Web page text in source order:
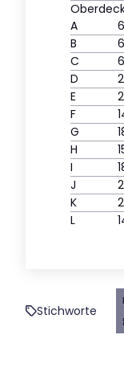
A
B
C
D
E
F
G
H
I
J
K
L
Stichworte